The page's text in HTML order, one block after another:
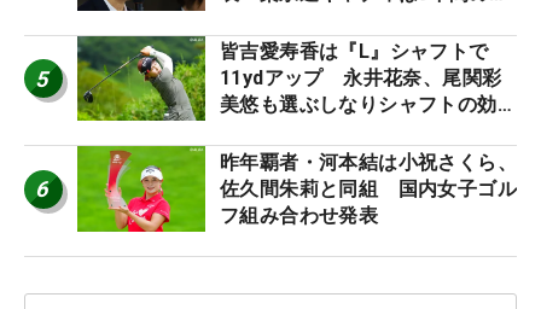
5
皆吉愛寿香は『L』シャフトで
11ydアップ 永井花奈、尾関彩
美悠も選ぶしなりシャフトの効果
ア”】
6
昨年覇者・河本結は小祝さくら、
佐久間朱莉と同組 国内女子ゴル
フ組み合わせ発表